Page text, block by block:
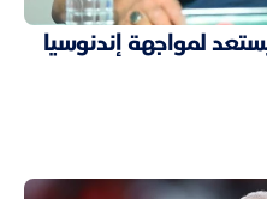
لمواجهة إندنوسيا